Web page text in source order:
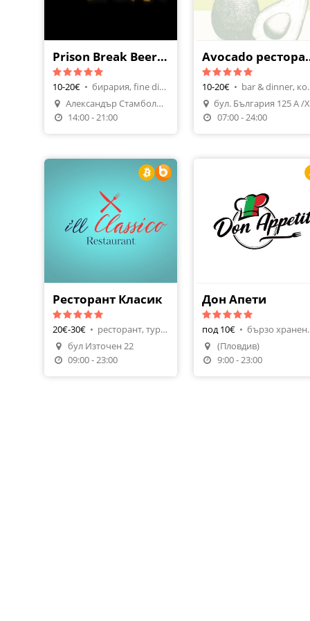
Prison Break Beer Bar&Shop
10-20€ •
бирария, fine dining
Александър Стамболийски 9Г
14:00 - 21:00
Направи Резервация
10-20€ •
bar &
07:00 - 24:00
Направи Резервация
Ресторант Класик
20€-30€ •
ресторант, турска кухня
бул Източен 22
09:00 - 23:00
Дон Апети
под 10€ •
бързо
(Пловдив)
9:00 - 23:00